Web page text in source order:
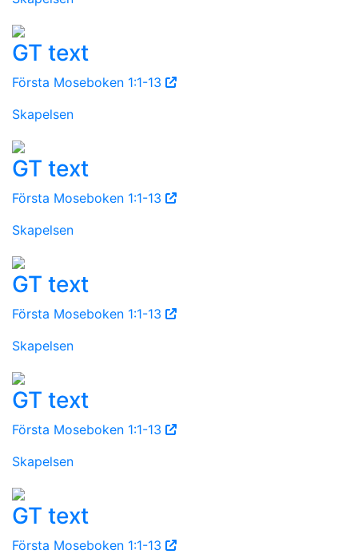
GT text
Första Moseboken 1:1-13
Skapelsen
GT text
Första Moseboken 1:1-13
Skapelsen
GT text
Första Moseboken 1:1-13
Skapelsen
GT text
Första Moseboken 1:1-13
Skapelsen
GT text
Första Moseboken 1:1-13